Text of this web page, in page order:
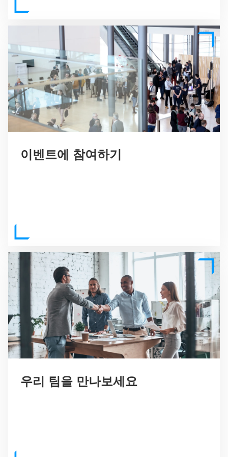
이벤트에 참여하기
우리 팀을 만나보세요